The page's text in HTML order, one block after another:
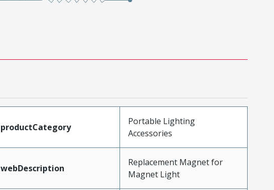
productCategory
Portable Lighting
Accessories
webDescription
Replacement Magnet for
Magnet Light